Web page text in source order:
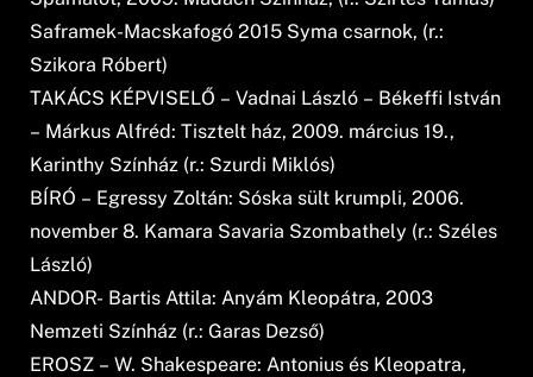
Saframek-Macskafogó 2015 Syma csarnok, (r.:
Szikora Róbert)
TAKÁCS KÉPVISELŐ – Vadnai László – Békeffi István
– Márkus Alfréd: Tisztelt ház, 2009. március 19.,
Karinthy Színház (r.: Szurdi Miklós)
BÍRÓ – Egressy Zoltán: Sóska sült krumpli, 2006.
november 8. Kamara Savaria Szombathely (r.: Széles
László)
ANDOR- Bartis Attila: Anyám Kleopátra, 2003
Nemzeti Színház (r.: Garas Dezső)
EROSZ – W. Shakespeare: Antonius és Kleopatra,